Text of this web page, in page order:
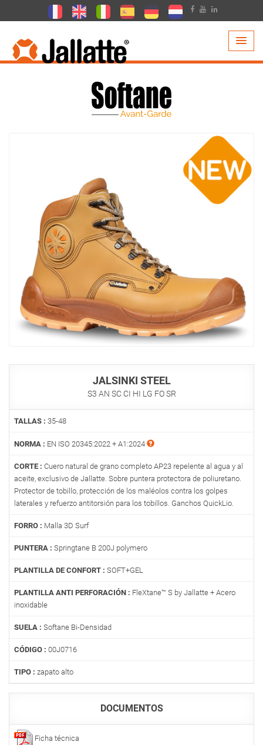
PRODUCTOS > COLECCIONES > SOFTANE AVANT-GARDE
JALSINKI STEEL
S3 AN SC CI HI LG FO SR
TALLAS : 35-48
NORMA : EN ISO 20345:2022 + A1:2024
CORTE : Cuero natural de grano completo AP23 repelente al agua y al
aceite, exclusivo de Jallatte. Sobre puntera protectora de poliuretano.
Protector de tobillo, protección de los maléolos contra los golpes
laterales y refuerzo antitorsión para los tobillos. Ganchos QuickLio.
FORRO : Malla 3D Surf
PUNTERA : Springtane B 200J polymero
PLANTILLA DE CONFORT : SOFT+GEL
PLANTILLA ANTI PERFORACIÓN : FleXtane™ S by Jallatte + Acero
inoxidable
SUELA : Softane Bi-Densidad
CÓDIGO : 00J0716
TIPO : zapato alto
DOCUMENTOS
Ficha técnica